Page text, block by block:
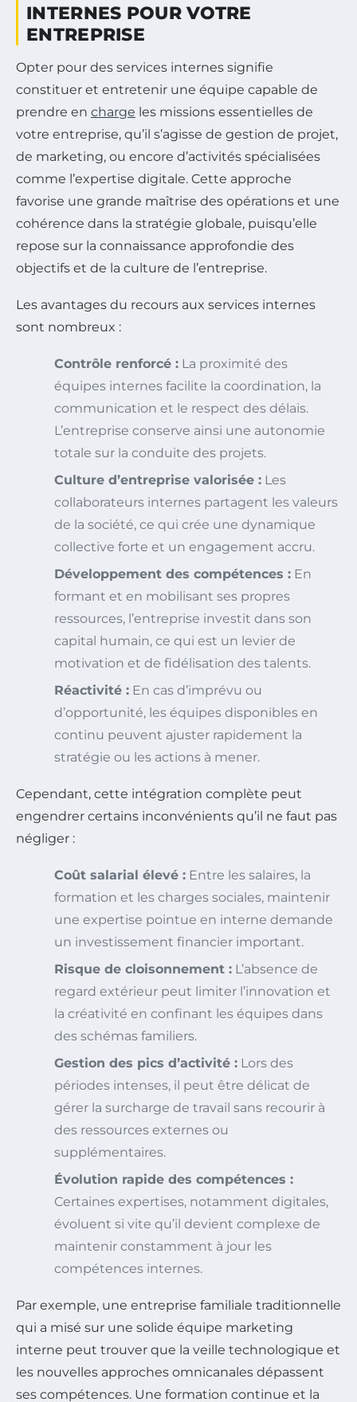
INTERNES POUR VOTRE
ENTREPRISE
Opter pour des services internes signifie
constituer et entretenir une équipe capable de
prendre en charge les missions essentielles de
votre entreprise, qu’il s’agisse de gestion de projet,
de marketing, ou encore d’activités spécialisées
comme l’expertise digitale. Cette approche
favorise une grande maîtrise des opérations et une
cohérence dans la stratégie globale, puisqu’elle
repose sur la connaissance approfondie des
objectifs et de la culture de l’entreprise.
Les avantages du recours aux services internes
sont nombreux :
Contrôle renforcé : La proximité des
équipes internes facilite la coordination, la
communication et le respect des délais.
L’entreprise conserve ainsi une autonomie
totale sur la conduite des projets.
Culture d’entreprise valorisée : Les
collaborateurs internes partagent les valeurs
de la société, ce qui crée une dynamique
collective forte et un engagement accru.
Développement des compétences : En
formant et en mobilisant ses propres
ressources, l’entreprise investit dans son
capital humain, ce qui est un levier de
motivation et de fidélisation des talents.
Réactivité : En cas d’imprévu ou
d’opportunité, les équipes disponibles en
continu peuvent ajuster rapidement la
stratégie ou les actions à mener.
Cependant, cette intégration complète peut
engendrer certains inconvénients qu’il ne faut pas
négliger :
Coût salarial élevé : Entre les salaires, la
formation et les charges sociales, maintenir
une expertise pointue en interne demande
un investissement financier important.
Risque de cloisonnement : L’absence de
regard extérieur peut limiter l’innovation et
la créativité en confinant les équipes dans
des schémas familiers.
Gestion des pics d’activité : Lors des
périodes intenses, il peut être délicat de
gérer la surcharge de travail sans recourir à
des ressources externes ou
supplémentaires.
Évolution rapide des compétences :
Certaines expertises, notamment digitales,
évoluent si vite qu’il devient complexe de
maintenir constamment à jour les
compétences internes.
Par exemple, une entreprise familiale traditionnelle
qui a misé sur une solide équipe marketing
interne peut trouver que la veille technologique et
les nouvelles approches omnicanales dépassent
ses compétences. Une formation continue et la